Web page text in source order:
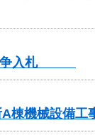
競争入札
機械設備工